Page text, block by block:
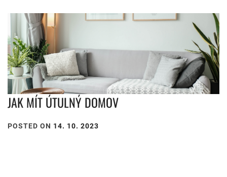
JAK MÍT ÚTULNÝ DOMOV
POSTED ON 14. 10. 2023